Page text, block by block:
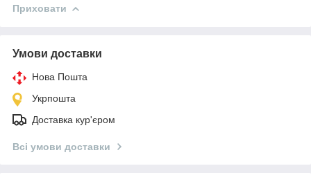
Приховати
Умови доставки
Нова Пошта
Укрпошта
Доставка кур'єром
Всі умови доставки